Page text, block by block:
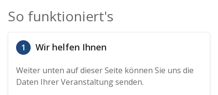
So funktioniert's
1 Wir helfen Ihnen
Weiter unten auf dieser Seite können Sie uns die
Daten Ihrer Veranstaltung senden.